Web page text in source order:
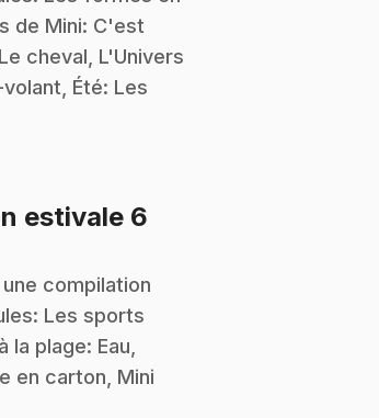
de Mini: C'est
cheval, L'Univers
Été: Les
estivale 6
compilation
Les sports
la plage: Eau,
en carton, Mini